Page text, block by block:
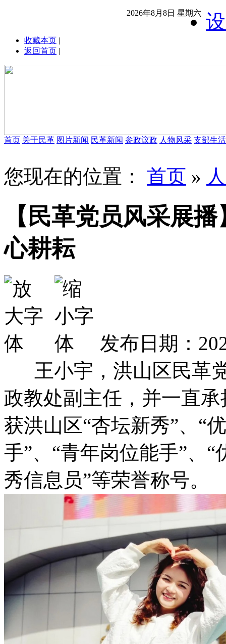
2026年8月8日 星期六
收藏本页 |
返回首页 |
首页 关于民革 图片新闻 民革新闻 参政议政 人物风采 支部生活
您现在的位置： 首页 »
【民革党员风采展
心耕耘
发布日期：
王小宇，洪山区民革
政教处副主任，并一直
获洪山区“杏坛新秀”、“
手”、“青年岗位能手”、
秀信息员”等荣誉称号。